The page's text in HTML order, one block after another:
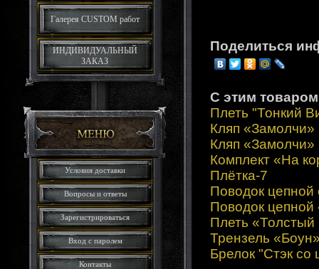
Галерея CUSTOM работ
ИНДИВИДУАЛЬНЫЙ
ЗАКАЗ
Условия доставки
Вопросы и ответы
Зарегистрироваться
Вход с паролем
Контакты
Поделиться
С этим
Плеть "Тонкий
Кляп «Замолчи»
Кляп
Комплект «На
Плётка-7
Поводок цепной
Поводок
Плеть
Трензель
Брелок "Стэк